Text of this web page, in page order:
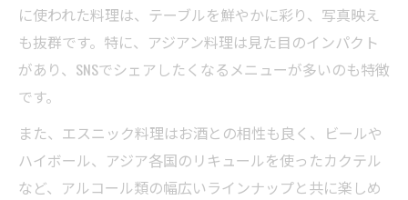
に使われた料理は、テーブルを鮮やかに彩り、写真映え
も抜群です。特に、アジアン料理は見た目のインパクト
があり、SNSでシェアしたくなるメニューが多いのも特徴
です。
また、エスニック料理はお酒との相性も良く、ビールや
ハイボール、アジア各国のリキュールを使ったカクテル
など、アルコール類の幅広いラインナップと共に楽しめ